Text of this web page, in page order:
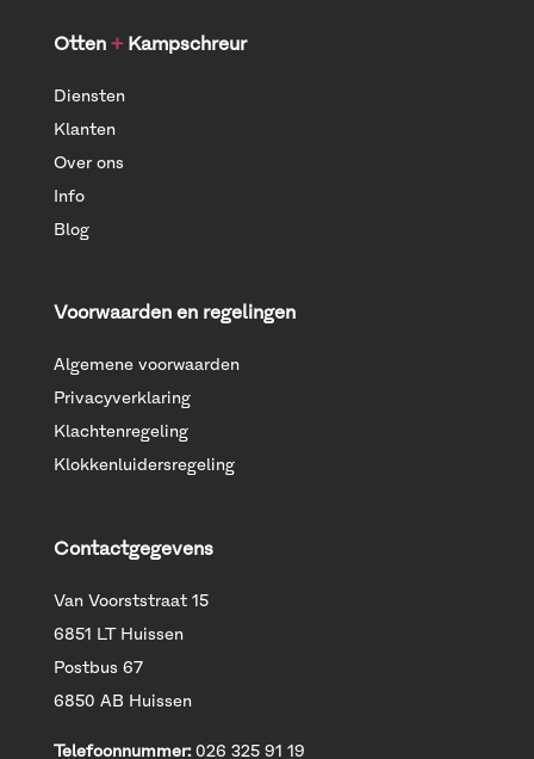
Otten +Kampschreur
Diensten
Klanten
Over ons
Info
Blog
Voorwaarden en regelingen
Algemene voorwaarden
Privacyverklaring
Klachtenregeling
Klokkenluidersregeling
Contactgegevens
Van Voorststraat 15
6851 LT Huissen
Postbus 67
6850 AB Huissen
Telefoonnummer:026 325 91 19